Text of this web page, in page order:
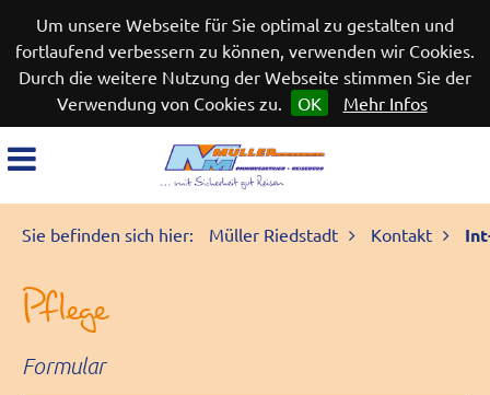
Um unsere Webseite für Sie optimal zu gestalten und
fortlaufend verbessern zu können, verwenden wir Cookies.
Durch die weitere Nutzung der Webseite stimmen Sie der
Verwendung von Cookies zu.
OK Mehr Infos
Sie befinden sich hier: Müller Riedstadt Kontakt
Pflege
Formular